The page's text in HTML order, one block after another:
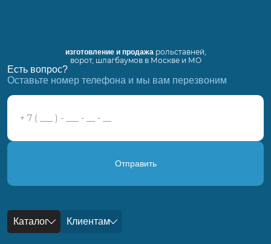
изготовление и продажарольставней,
ворот, шлагбаумов в Москве и МО
Есть вопрос?
Оставьте номер телефона и мы вам перезвоним
Отправить
Каталог Клиентам